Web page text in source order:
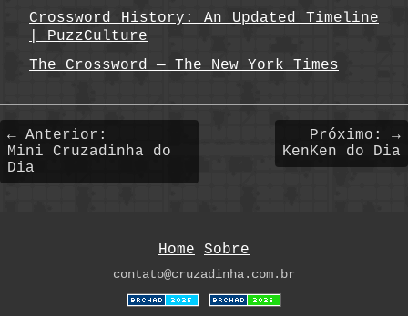
Crossword History: An Updated Timeline
| PuzzCulture
The Crossword — The New York Times
← Anterior:
Mini Cruzadinha do
Dia
Próximo: →
KenKen do Dia
Home Sobre
contato@cruzadinha.com.br